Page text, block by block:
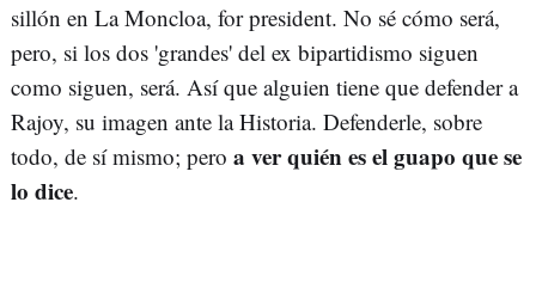
sillón en La Moncloa, for president. No sé cómo será,
pero, si los dos 'grandes' del ex bipartidismo siguen
como siguen, será. Así que alguien tiene que defender a
Rajoy, su imagen ante la Historia. Defenderle, sobre
todo, de sí mismo; pero a ver quién es el guapo que se
lo dice.